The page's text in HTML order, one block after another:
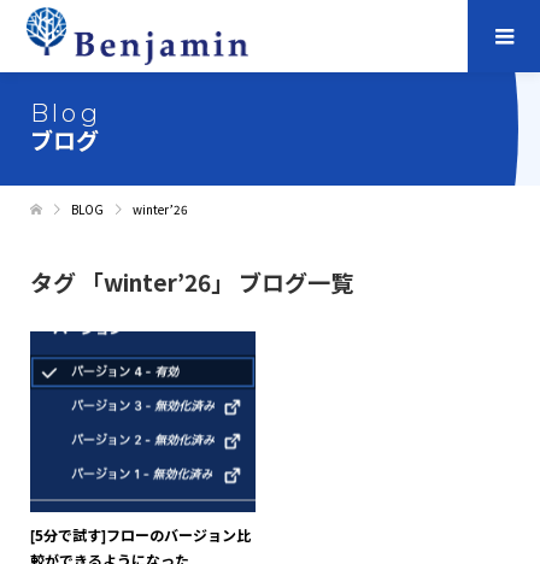
Blog
ブログ
BLOG winter’26
タグ 「winter’26」 ブログ一覧
[5分で試す]フローのバージョン比